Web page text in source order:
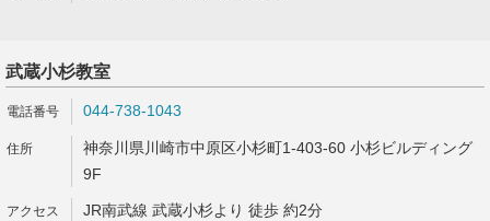
武蔵小杉教室
044-738-1043
神奈川県川崎市中原区小杉町1-403-60 小杉ビルディング
9F
JR南武線 武蔵小杉より 徒歩 約2分